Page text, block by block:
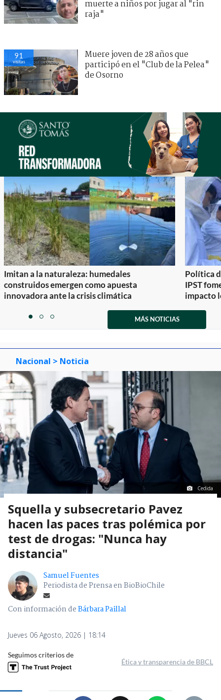
muerte a niños por jugar al "rin
raja"
91
visitas
Muere joven de 28 años que
participó en el "Club de la Pelea"
de Osorno
Imitan a la naturaleza: humedales
construidos emergen como apuesta
innovadora ante la crisis climática
Política
IPST
impacto
itemitemitem
MÁS NOTICIAS
Nacional > Noticia
Cedida
Squella y subsecretario Pavez
hacen las paces tras polémica por
test de drogas: "Nunca hay
distancia"
Samuel Fuentes
Periodista de Prensa en BioBioChile
Con información deBárbara Paillal
Jueves 06 Agosto, 2026 | 18:14
Seguimos criterios de
Ética y transparencia de BBCL